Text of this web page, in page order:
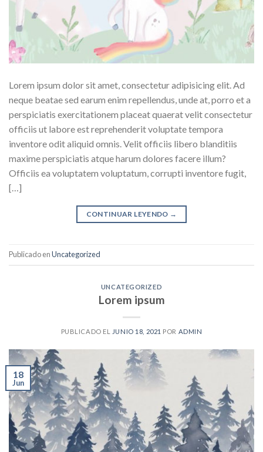
Lorem ipsum dolor sit amet, consectetur adipisicing elit. Ad
neque beatae sed earum enim repellendus, unde at, porro et a
perspiciatis exercitationem placeat quaerat velit consectetur
officiis ut labore est reprehenderit voluptate tempora
inventore odit aliquid omnis. Velit officiis libero blanditiis
maxime perspiciatis atque harum dolores facere illum?
Officiis ea voluptatem voluptatum, corrupti inventore fugit,
[…]
CONTINUAR LEYENDO →
Publicado enUncategorized
UNCATEGORIZED
Lorem ipsum
PUBLICADO EL JUNIO 18, 2021 POR ADMIN
18
Jun